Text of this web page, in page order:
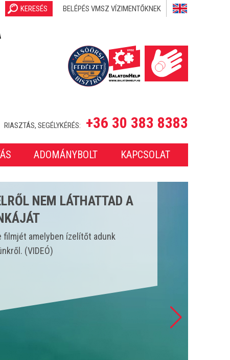
KERESÉS BELÉPÉS VMSZ VÍZIMENTŐKNEK
RIASZTÁS, SEGÉLYKÉRÉS: +36 30 383 8383
ADOMÁNYBOLT KAPCSOLAT
LÁTTUNK EL A 2025-
állt szolgálatba és csak a
esetet látott el. (VIDEÓ)